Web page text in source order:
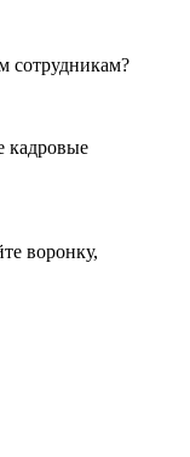
сотрудникам?
кадровые
воронку,